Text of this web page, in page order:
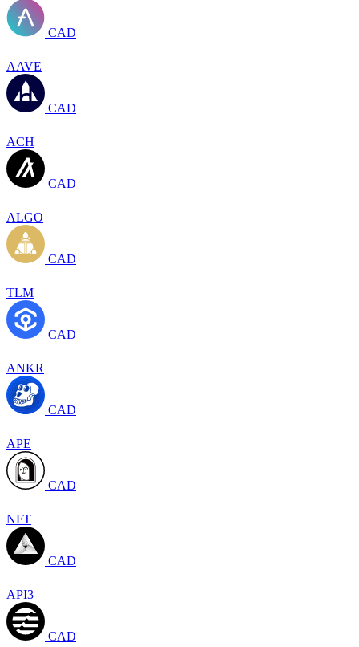
CAD
AAVE
CAD
ACH
CAD
ALGO
CAD
TLM
CAD
ANKR
CAD
APE
CAD
NFT
CAD
API3
CAD